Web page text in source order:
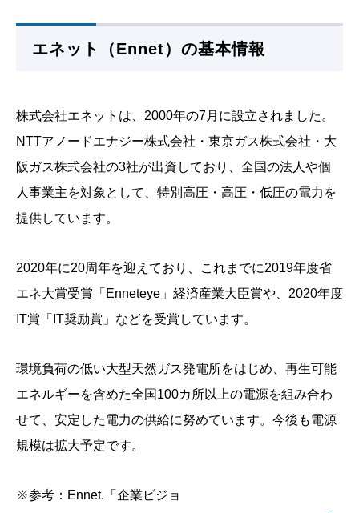
エネット（Ennet）の基本情報
株式会社エネットは、2000年の7月に設立されました。
NTTアノードエナジー株式会社・東京ガス株式会社・大
阪ガス株式会社の3社が出資しており、全国の法人や個
人事業主を対象として、特別高圧・高圧・低圧の電力を
提供しています。
2020年に20周年を迎えており、これまでに2019年度省
エネ大賞受賞「Enneteye」経済産業大臣賞や、2020年度
IT賞「IT奨励賞」などを受賞しています。
環境負荷の低い大型天然ガス発電所をはじめ、再生可能
エネルギーを含めた全国100カ所以上の電源を組み合わ
せて、安定した電力の供給に努めています。今後も電源
規模は拡大予定です。
※参考：Ennet.「企業ビジョ